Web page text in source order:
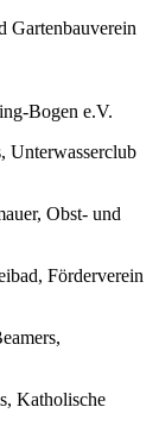
Bogen e.V.
Obst- und
Förderverein
Katholische